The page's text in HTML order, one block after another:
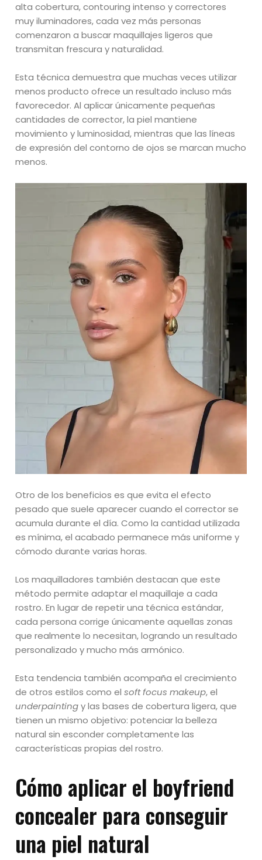
alta cobertura, contouring intenso y correctores
muy iluminadores, cada vez más personas
comenzaron a buscar maquillajes ligeros que
transmitan frescura y naturalidad.
Esta técnica demuestra que muchas veces utilizar
menos producto ofrece un resultado incluso más
favorecedor. Al aplicar únicamente pequeñas
cantidades de corrector, la piel mantiene
movimiento y luminosidad, mientras que las líneas
de expresión del contorno de ojos se marcan mucho
menos.
Otro de los beneficios es que evita el efecto
pesado que suele aparecer cuando el corrector se
acumula durante el día. Como la cantidad utilizada
es mínima, el acabado permanece más uniforme y
cómodo durante varias horas.
Los maquilladores también destacan que este
método permite adaptar el maquillaje a cada
rostro. En lugar de repetir una técnica estándar,
cada persona corrige únicamente aquellas zonas
que realmente lo necesitan, logrando un resultado
personalizado y mucho más armónico.
Esta tendencia también acompaña el crecimiento
de otros estilos como elsoft focus makeup, el
underpaintingy las bases de cobertura ligera, que
tienen un mismo objetivo: potenciar la belleza
natural sin esconder completamente las
características propias del rostro.
Cómo aplicar el boyfriend
concealer para conseguir
una piel natural